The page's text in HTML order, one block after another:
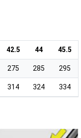
42.5 44 45.5
275 285 295
314 324 334